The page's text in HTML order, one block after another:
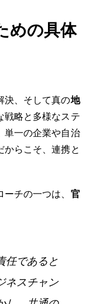
めの具体
決、そして真の地
戦略と多様なステ
単一の企業や自治
らこそ、連携と
チの一つは、 官
任であると
ネスチャン